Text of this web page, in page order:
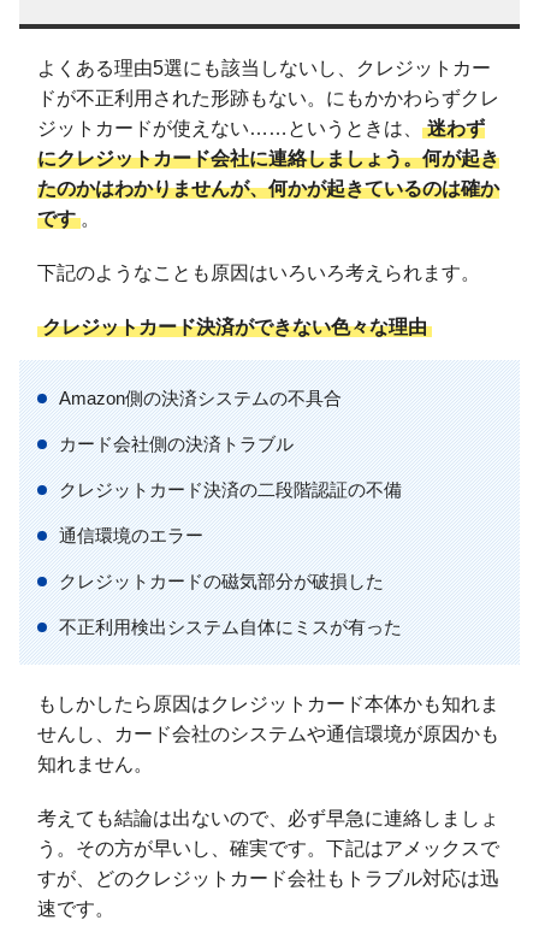
よくある理由5選にも該当しないし、クレジットカー
ドが不正利用された形跡もない。にもかかわらずクレ
ジットカードが使えない……というときは、 迷わず
にクレジットカード会社に連絡しましょう。何が起き
たのかはわかりませんが、何かが起きているのは確か
です 。
下記のようなことも原因はいろいろ考えられます。
クレジットカード決済ができない色々な理由
Amazon側の決済システムの不具合
カード会社側の決済トラブル
クレジットカード決済の二段階認証の不備
通信環境のエラー
クレジットカードの磁気部分が破損した
不正利用検出システム自体にミスが有った
もしかしたら原因はクレジットカード本体かも知れま
せんし、カード会社のシステムや通信環境が原因かも
知れません。
考えても結論は出ないので、必ず早急に連絡しましょ
う。その方が早いし、確実です。下記はアメックスで
すが、どのクレジットカード会社もトラブル対応は迅
速です。